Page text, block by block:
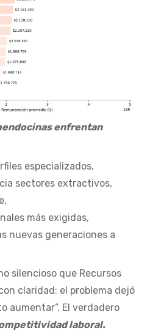
enfrentan
especializados,
sectores extractivos,
más exigidas,
nuevas generaciones a
silencioso que Recursos
claridad: el problema dejó
aumentar”. El verdadero
laboral.